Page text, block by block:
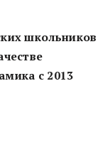
школьников
с 2013